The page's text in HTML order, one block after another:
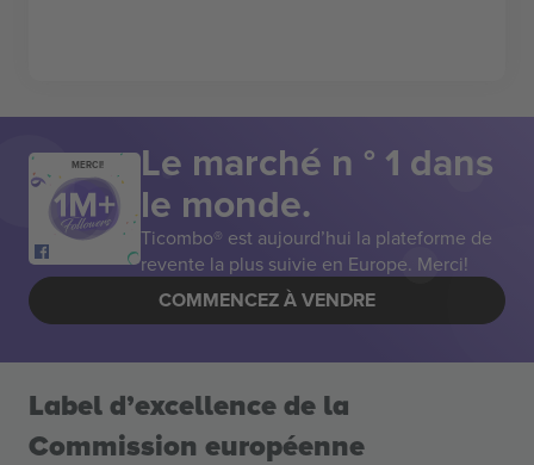
MERCI! Le marché n ° 1 dans
le monde.
Ticombo® est aujourd’hui la plateforme de
revente la plus suivie en Europe. Merci!
COMMENCEZ À VENDRE
Label d’excellence de la
Commission européenne